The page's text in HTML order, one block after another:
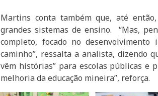
Martins conta também que, até
grandes sistemas de ensino. “Mas,
completo, focado no
caminho”, ressalta a analista, dizendo
vêm histórias” para escolas públicas e
melhoria da educação mineira”, reforça.